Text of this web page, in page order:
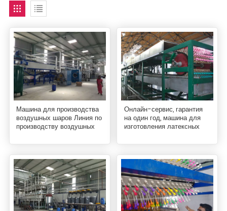
Машина для производства
воздушных шаров Линия по
производству воздушных
Онлайн-сервис, гарантия
на один год, машина для
изготовления латексных
шаров